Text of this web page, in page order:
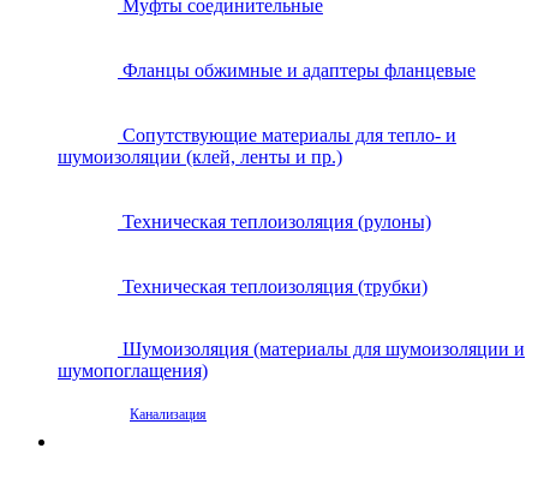
Муфты соединительные
Фланцы обжимные и адаптеры фланцевые
Сопутствующие материалы для тепло- и
шумоизоляции (клей, ленты и пр.)
Техническая теплоизоляция (рулоны)
Техническая теплоизоляция (трубки)
Шумоизоляция (материалы для шумоизоляции и
шумопоглащения)
Канализация